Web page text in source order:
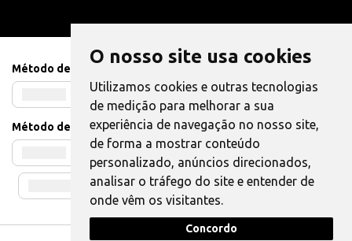
O nosso site usa cookies
Utilizamos cookies e outras tecnologias
de medição para melhorar a sua
experiência de navegação no nosso site,
de forma a mostrar conteúdo
personalizado, anúncios direcionados,
analisar o tráfego do site e entender de
onde vêm os visitantes.
Concordo
Método de Pagamento
Método de Envio